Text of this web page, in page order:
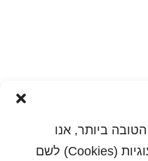
ביותר, אנו
משתמשים בטכנולוגיות כגון עוגיות (Cookies) לשם
שלח לחבר